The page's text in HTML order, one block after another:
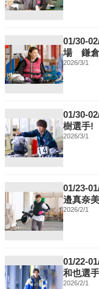
01/30-
場 鎌倉
2026/3/1
01/30-
樹選手!
2026/3/1
01/23-
邉真奈
2026/2/1
01/22-
和也選
2026/2/1